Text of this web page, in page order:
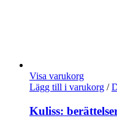
Visa varukorg
Lägg till i varukorg /
Kuliss: